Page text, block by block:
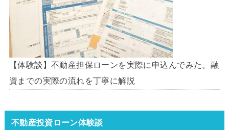
【体験談】不動産担保ローンを実際に申込んでみた。融
資までの実際の流れを丁寧に解説
不動産投資ローン体験談